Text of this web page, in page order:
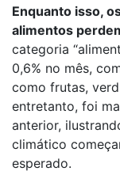
Enquanto isso,
alimentos
categoria
0,6% no mês,
como frutas,
entretanto, foi
anterior,
climático
esperado.